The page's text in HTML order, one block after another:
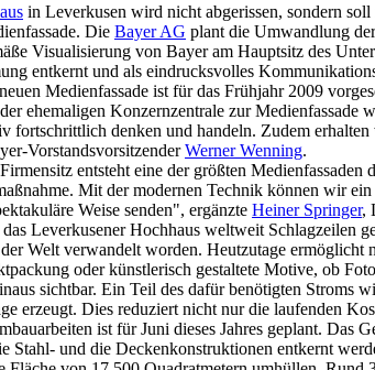
in Leverkusen wird nicht abgerissen, sondern
Die Bayer AG plant die Umwandlung
Visualisierung von Bayer am Hauptsitz des
entkernt und als eindrucksvolles
Medienfassade ist für das Frühjahr 2009
ehemaligen Konzernzentrale zur Medienfassade
fortschrittlich denken und handeln. Zudem
VorstandsvorsitzenderWerner Wenning.
entsteht eine der größten
Mit der modernen Technik können wir
Weise senden", ergänzte Heiner Springer,
Leverkusener Hochhaus weltweit Schlagzeilen
Welt verwandelt worden. Heutzutage ermöglicht
oder künstlerisch gestaltete Motive, ob
sichtbar. Ein Teil des dafür benötigten Stroms
erzeugt. Dies reduziert nicht nur die laufenden
ist für Juni dieses Jahres geplant. Das
Stahl- und die Deckenkonstruktionen entkernt